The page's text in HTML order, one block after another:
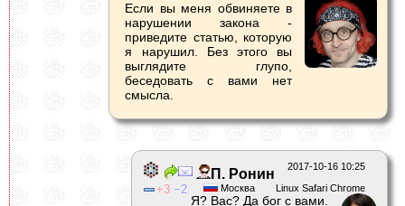
Если вы меня обвиняете в
нарушении закона -
приведите статью, которую
я нарушил. Без этого вы
выглядите глупо,
беседовать с вами нет
смысла.
2017-10-16 10:25
Linux Safari Chrome
Москва
3 2
П. Ронин
Я? Вас? Да бог с вами.